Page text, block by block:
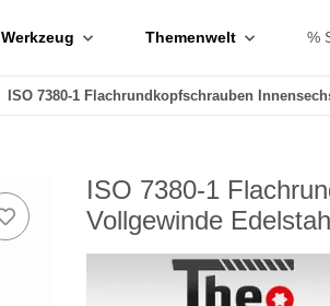
Werkzeug Themenwelt %
ISO 7380-1 Flachrundkopfschrauben
ISO 7380-1
Vollgewinde